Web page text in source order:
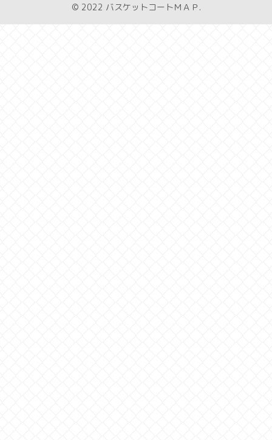
© 2022 バスケットコートＭＡＰ.